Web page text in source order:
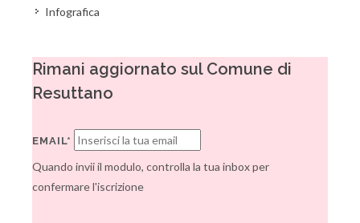
Infografica
Rimani aggiornato sul Comune di
Resuttano
EMAIL*
Quando invii il modulo, controlla la tua inbox per
confermare l'iscrizione